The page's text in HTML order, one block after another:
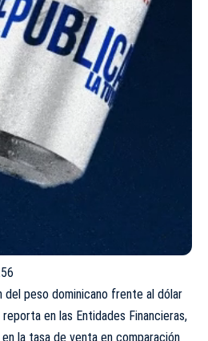
del peso dominicano frente al dólar
en las Entidades Financieras,
en la tasa de venta en comparación